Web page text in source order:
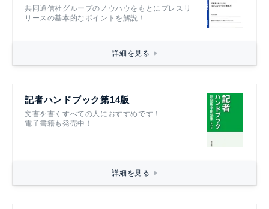
共同通信社グループのノウハウをもとにプレスリ
リースの基本的なポイントを解説！
詳細を見る
記者ハンドブック第14版
文書を書くすべての人におすすめです！
電子書籍も発売中！
詳細を見る